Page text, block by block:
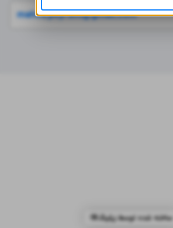
mahsa.peyravii@gmail.com
ساخته شده توسط